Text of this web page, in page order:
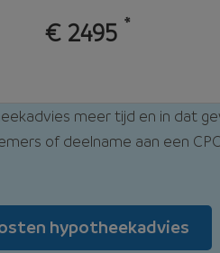
€ 2495 *
meer tijd en in dat
of deelname aan een
hypotheekadvies